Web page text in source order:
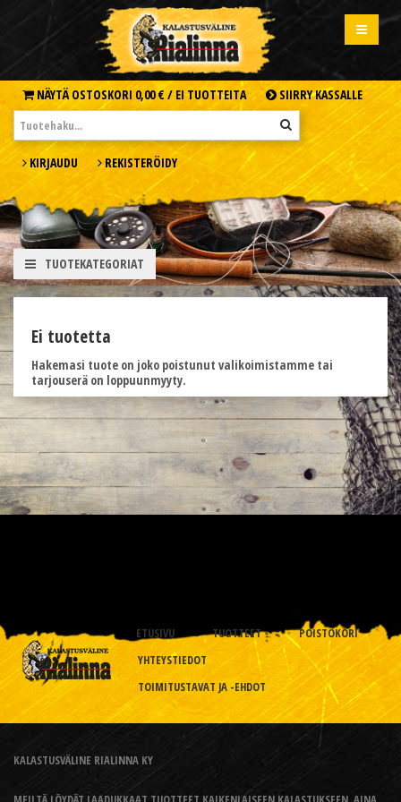
NÄYTÄ OSTOSKORI 0,00 € / EI TUOTTEITA SIIRRY KASSALLE
KIRJAUDU REKISTERÖIDY
TUOTEKATEGORIAT
Ei tuotetta
Hakemasi tuote on joko poistunut valikoimistamme tai
tarjouserä on loppuunmyyty.
ETUSIVU TUOTTEET
POISTOKORI
YHTEYSTIEDOT
TOIMITUSTAVAT JA -EHDOT
KALASTUSVÄLINE RIALINNA KY